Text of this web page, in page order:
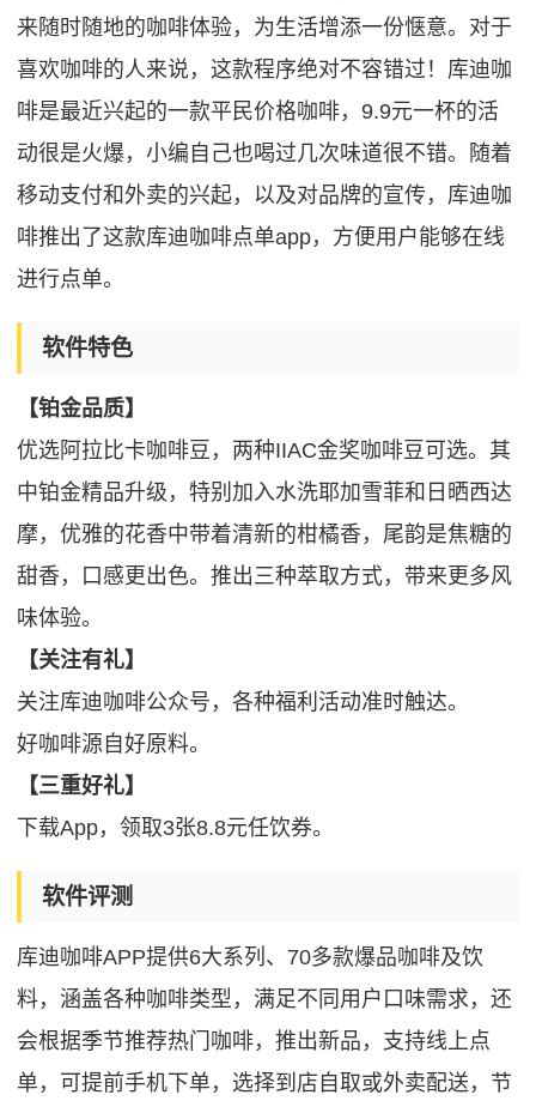
来随时随地的咖啡体验，为生活增添一份惬意。对于
喜欢咖啡的人来说，这款程序绝对不容错过！库迪咖
啡是最近兴起的一款平民价格咖啡，9.9元一杯的活
动很是火爆，小编自己也喝过几次味道很不错。随着
移动支付和外卖的兴起，以及对品牌的宣传，库迪咖
啡推出了这款库迪咖啡点单app，方便用户能够在线
进行点单。
软件特色
【铂金品质】
优选阿拉比卡咖啡豆，两种IIAC金奖咖啡豆可选。其
中铂金精品升级，特别加入水洗耶加雪菲和日晒西达
摩，优雅的花香中带着清新的柑橘香，尾韵是焦糖的
甜香，口感更出色。推出三种萃取方式，带来更多风
味体验。
【关注有礼】
关注库迪咖啡公众号，各种福利活动准时触达。
好咖啡源自好原料。
【三重好礼】
下载App，领取3张8.8元任饮券。
软件评测
库迪咖啡APP提供6大系列、70多款爆品咖啡及饮
料，涵盖各种咖啡类型，满足不同用户口味需求，还
会根据季节推荐热门咖啡，推出新品，支持线上点
单，可提前手机下单，选择到店自取或外卖配送，节